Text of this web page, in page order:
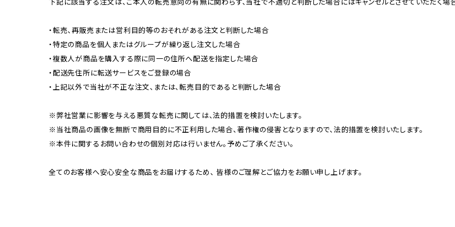
下記に該当する注文は、ご本人の転売意向の有無に関わらず、当社で不適切と判断した場合にはキャンセルとさせていただく場合
・転売、再販売または営利目的等のおそれがある注文と判断した場合
・特定の商品を個人またはグループが繰り返し注文した場合
・複数人が商品を購入する際に同一の住所へ配送を指定した場合
・配送先住所に転送サービスをご登録の場合
・上記以外で当社が不正な注文、または、転売目的であると判断した場合
※弊社営業に影響を与える悪質な転売に関しては、法的措置を検討いたします。
※当社商品の画像を無断で商用目的に不正利用した場合、著作権の侵害となりますので、法的措置を検討いたします。
※本件に関するお問い合わせの個別対応は行いません。予めご了承ください。
全てのお客様へ安心安全な商品をお届けするため、 皆様のご理解とご協力をお願い申し上げます。